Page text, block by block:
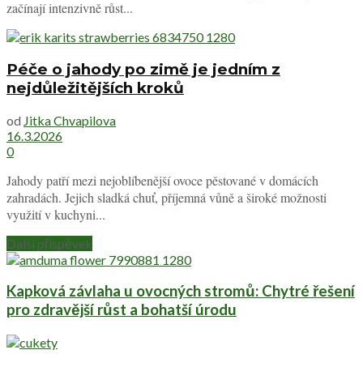
začínají intenzivně růst...
Péče o jahody po zimě je jedním z
nejdůležitějších kroků
od Jitka Chvapilova
16.3.2026
0
Jahody patří mezi nejoblíbenější ovoce pěstované v domácích
zahradách. Jejich sladká chuť, příjemná vůně a široké možnosti
využití v kuchyni...
Další příspěvek
Kapková závlaha u ovocných stromů: Chytré řešení
pro zdravější růst a bohatší úrodu